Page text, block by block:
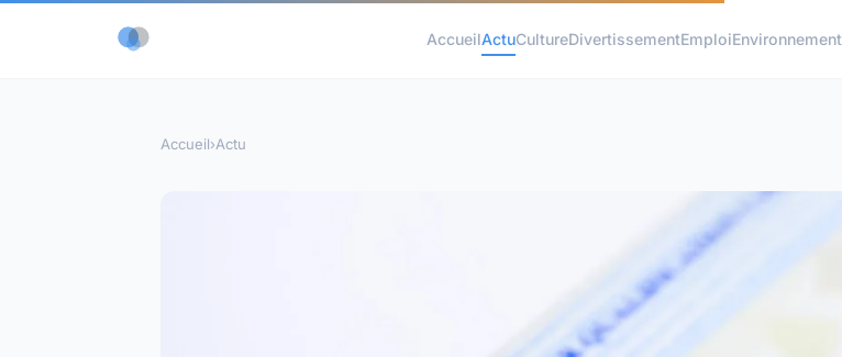
AccueilActuCultureDivertissementEmploiEnvironnement
Accueil›Actu